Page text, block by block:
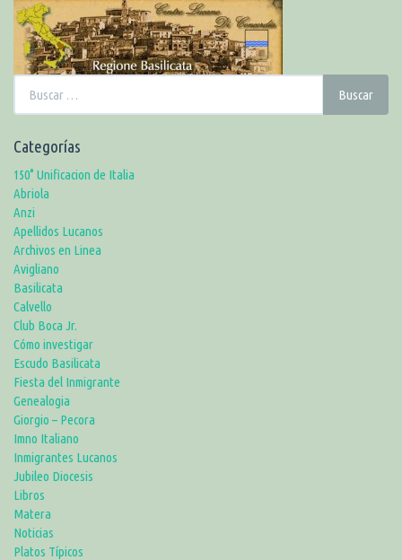
Buscar:
Buscar
Categorías
150° Unificacion de Italia
Abriola
Anzi
Apellidos Lucanos
Archivos en Linea
Avigliano
Basilicata
Calvello
Club Boca Jr.
Cómo investigar
Escudo Basilicata
Fiesta del Inmigrante
Genealogia
Giorgio – Pecora
Imno Italiano
Inmigrantes Lucanos
Jubileo Diocesis
Libros
Matera
Noticias
Platos Típicos